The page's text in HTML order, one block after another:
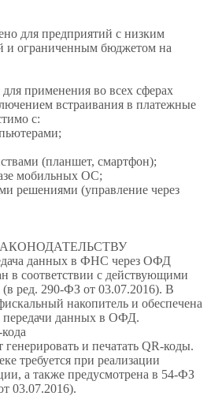
для предприятий с низким
и ограниченным бюджетом на
применения во всех сферах
встраивания в платежные
с:
(планшет, смартфон);
мобильных ОС;
решениями (управление через
данных в ФНС через ОФД
в соответствии с действующими
ред. 290-ФЗ от 03.07.2016). В
накопитель и обеспечена
передачи данных в ОФД.
и печатать QR-коды.
требуется при реализации
а также предусмотрена в 54-ФЗ
03.07.2016).